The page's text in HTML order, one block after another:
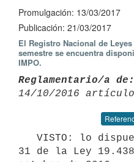
Promulgación: 13/03/2017
Publicación: 21/03/2017
El Registro Nacional de
semestre se encuentra
IMPO.
Reglamentario/a de:
14/10/2016
31 de la Ley